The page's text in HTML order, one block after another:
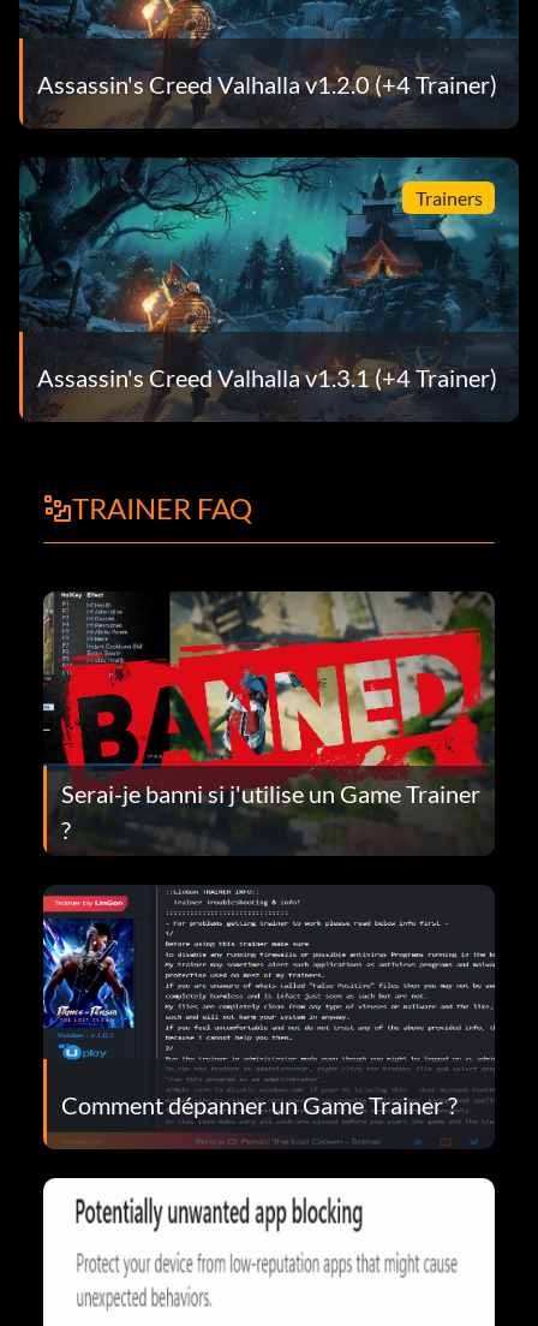
Assassin's Creed Valhalla v1.2.0 (+4 Trainer)
Trainers
Assassin's Creed Valhalla v1.3.1 (+4 Trainer)
TRAINER FAQ
Serai-je banni si j'utilise un Game Trainer
?
Comment dépanner un Game Trainer ?